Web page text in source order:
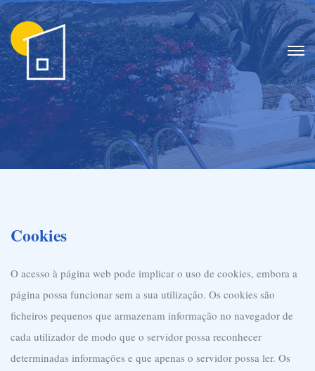
Cookies
O acesso à página web pode implicar o uso de cookies, embora a
página possa funcionar sem a sua utilização. Os cookies são
ficheiros pequenos que armazenam informação no navegador de
cada utilizador de modo que o servidor possa reconhecer
determinadas informações e que apenas o servidor possa ler. Os